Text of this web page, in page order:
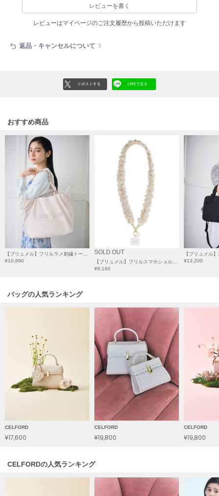
gelato pique Sleep
GRAMICCI
グラミチ
Henon.
へノン
HUNTER
ハンター
HOKA ONEONE
ホカ オネオネ
KEEN
レスポートサック
LILY BROWN Lingerie
レビューを書く
レビューはマイページのご注文履歴から投稿いただけます
返品・キャンセルについて
リポストする LINEで送る
おすすめ商品
¥10,890
SOLD OUT
¥6,160
¥13,200
バッグの人気ランキング
CELFORD
¥17,600
CELFORD
¥19,800
CELFORD
¥19,800
CELFORDの人気ランキング